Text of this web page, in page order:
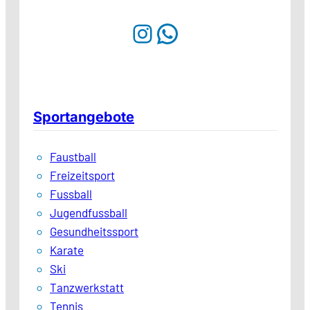
Instagram WhatsApp
Sportangebote
Faustball
Freizeitsport
Fussball
Jugendfussball
Gesundheitssport
Karate
Ski
Tanzwerkstatt
Tennis